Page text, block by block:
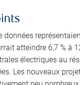
données
atteindre 6,7 % à
électriques au
Les nouveaux